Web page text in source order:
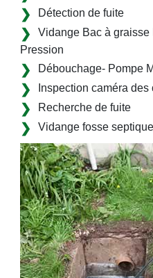
Détection de fuite
Vidange Bac à
Pression
Débouchage- Pompe
Inspection caméra
Recherche de fuite
Vidange fosse